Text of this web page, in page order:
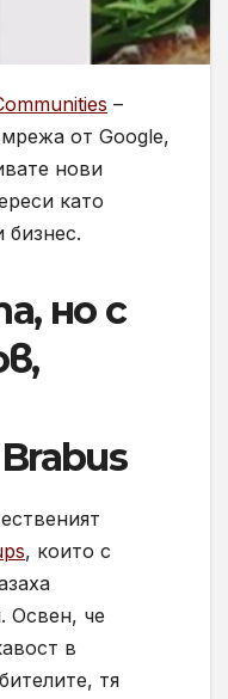
–
от Google,
нови
като
бизнес.
но с
, които с
Освен, че
в
тя